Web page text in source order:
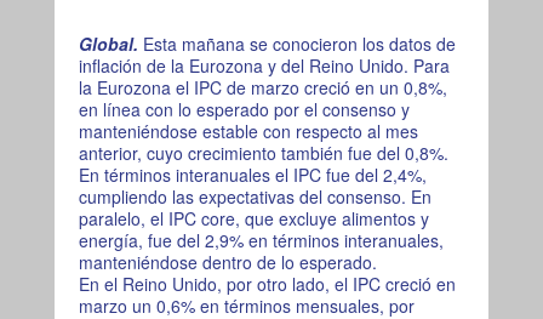
Global. Esta mañana se conocieron los datos de
inflación de la Eurozona y del Reino Unido. Para
la Eurozona el IPC de marzo creció en un 0,8%,
en línea con lo esperado por el consenso y
manteniéndose estable con respecto al mes
anterior, cuyo crecimiento también fue del 0,8%.
En términos interanuales el IPC fue del 2,4%,
cumpliendo las expectativas del consenso. En
paralelo, el IPC core, que excluye alimentos y
energía, fue del 2,9% en términos interanuales,
manteniéndose dentro de lo esperado.
En el Reino Unido, por otro lado, el IPC creció en
marzo un 0,6% en términos mensuales, por